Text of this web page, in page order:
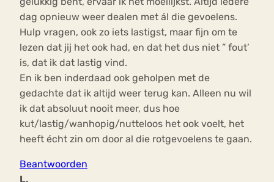
dag opnieuw weer dealen met ál die gevoelens.
Hulp vragen, ook zo iets lastigst, maar fijn om te
lezen dat jij het ook had, en dat het dus niet ” fout’
is, dat ik dat lastig vind.
En ik ben inderdaad ook geholpen met de
gedachte dat ik altijd weer terug kan. Alleen nu wil
ik dat absoluut nooit meer, dus hoe
kut/lastig/wanhopig/nutteloos het ook voelt, het
heeft écht zin om door al die rotgevoelens te gaan.
Beantwoorden
L.